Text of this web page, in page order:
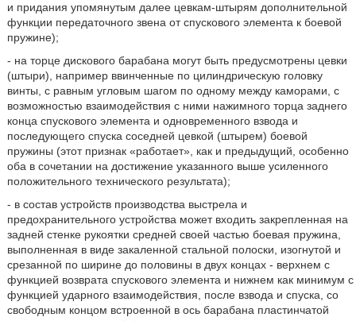
и придания упомянутым далее цевкам-штырям дополнительной
функции передаточного звена от спускового элемента к боевой
пружине);
- на торце дискового барабана могут быть предусмотрены цевки
(штыри), например ввинченные по цилиндрическую головку
винты, с равным угловым шагом по одному между каморами, с
возможностью взаимодействия с ними нажимного торца заднего
конца спускового элемента и одновременного взвода и
последующего спуска соседней цевкой (штырем) боевой
пружины (этот признак «работает», как и предыдущий, особенно
оба в сочетании на достижение указанного выше усиленного
положительного технического результата);
- в состав устройств производства выстрела и
предохранительного устройства может входить закрепленная на
задней стенке рукоятки средней своей частью боевая пружина,
выполненная в виде закаленной стальной полоски, изогнутой и
срезанной по ширине до половины в двух концах - верхнем с
функцией возврата спускового элемента и нижнем как минимум с
функцией ударного взаимодействия, после взвода и спуска, со
свободным концом встроенной в ось барабана пластинчатой